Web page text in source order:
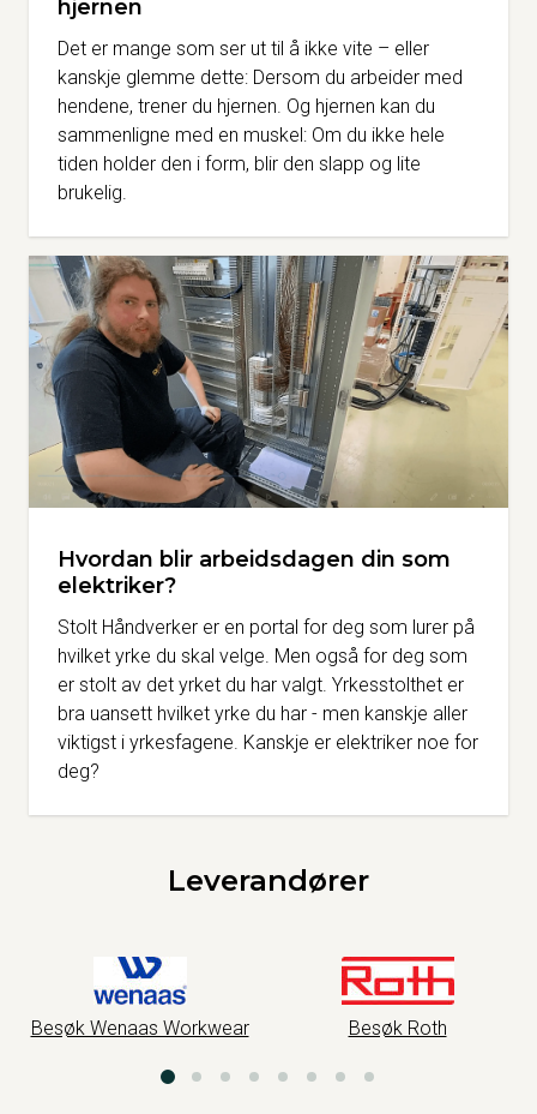
hjernen
Det er mange som ser ut til å ikke vite – eller
kanskje glemme dette: Dersom du arbeider med
hendene, trener du hjernen. Og hjernen kan du
sammenligne med en muskel: Om du ikke hele
tiden holder den i form, blir den slapp og lite
brukelig.
Hvordan blir arbeidsdagen din som
elektriker?
Stolt Håndverker er en portal for deg som lurer på
hvilket yrke du skal velge. Men også for deg som
er stolt av det yrket du har valgt. Yrkesstolthet er
bra uansett hvilket yrke du har - men kanskje aller
viktigst i yrkesfagene. Kanskje er elektriker noe for
deg?
Leverandører
Besøk Roth